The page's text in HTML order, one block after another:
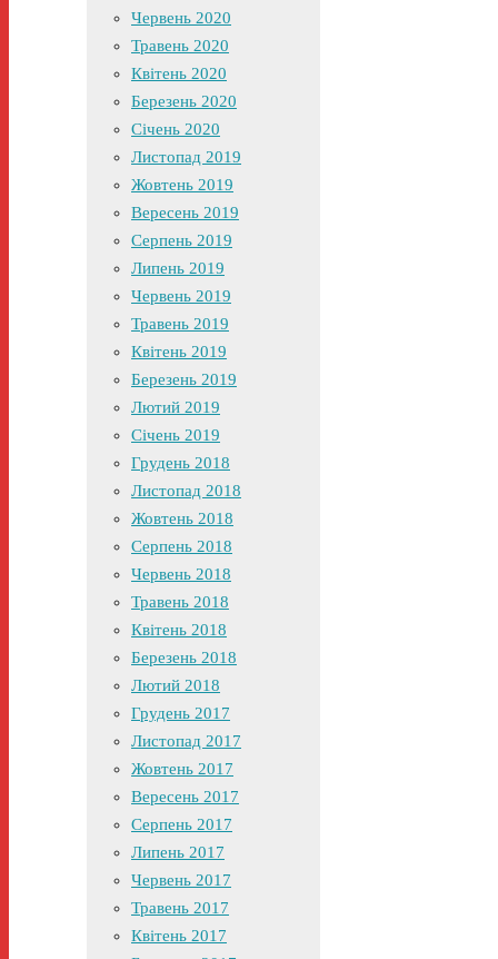
Червень 2020
Травень 2020
Квітень 2020
Березень 2020
Січень 2020
Листопад 2019
Жовтень 2019
Вересень 2019
Серпень 2019
Липень 2019
Червень 2019
Травень 2019
Квітень 2019
Березень 2019
Лютий 2019
Січень 2019
Грудень 2018
Листопад 2018
Жовтень 2018
Серпень 2018
Червень 2018
Травень 2018
Квітень 2018
Березень 2018
Лютий 2018
Грудень 2017
Листопад 2017
Жовтень 2017
Вересень 2017
Серпень 2017
Липень 2017
Червень 2017
Травень 2017
Квітень 2017